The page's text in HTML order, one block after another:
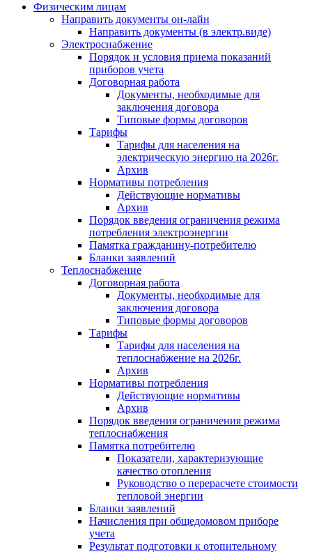
Физическим лицам
Направить документы он-лайн
Направить документы (в электр.виде)
Электроснабжение
Порядок и условия приема показаний
приборов учета
Договорная работа
Документы, необходимые для
заключения договора
Типовые формы договоров
Тарифы
Тарифы для населения на
электрическую энергию на 2026г.
Архив
Нормативы потребления
Действующие нормативы
Архив
Порядок введения ограничения режима
потребления электроэнергии
Памятка гражданину-потребителю
Бланки заявлений
Теплоснабжение
Договорная работа
Документы, необходимые для
заключения договора
Типовые формы договоров
Тарифы
Тарифы для населения на
теплоснабжение на 2026г.
Архив
Нормативы потребления
Действующие нормативы
Архив
Порядок введения ограничения режима
теплоснабжения
Памятка потребителю
Показатели, характеризующие
качество отопления
Руководство о перерасчете стоимости
тепловой энергии
Бланки заявлений
Начисления при общедомовом приборе
учета
Результат подготовки к отопительному